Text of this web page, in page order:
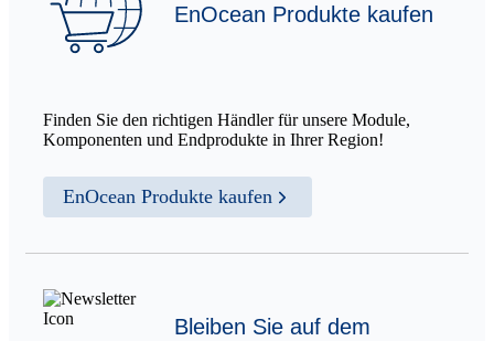
EnOcean Produkte kaufen
Finden Sie den richtigen Händler für unsere Module,
Komponenten und Endprodukte in Ihrer Region!
EnOcean Produkte kaufen
Bleiben Sie auf dem